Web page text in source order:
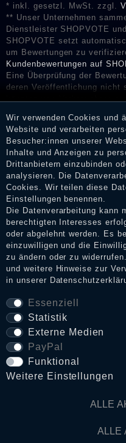
* inkl. gesetzl. MwSt. zzgl.
** Unser Unternehmen
Dienstleister SHOPVOTE
SHOPVOTE setzt
um Bewertungen zu
Kundenbewertungen auf
Eine Überprüfung der
deren Veröffentlichung nicht
Erhalt einer
Bewertungen verifizieren
Shop informieren.
Impressum
Daten­schutz­erklärung
AGB
Widerrufs­recht
VERTRAG
© Copyright 2026 Dark
Wir verwenden Cookies und
Website und verarbeiten
Besucher:innen unserer
Inhalte und Anzeigen zu
Drittanbietern einzubinden
analysieren. Die
Cookies. Wir teilen diese
Einstellungen benennen.
Die Datenverarbeitung kann
berechtigten Interesses
oder abgelehnt werden. Es
einzuwilligen und die
zu ändern oder zu
und weitere Hinweise zur
in unserer
Essenziell
Statistik
Externe Medien
PayPal
Funktional
Weitere Einstellungen
ALLE
ALLE